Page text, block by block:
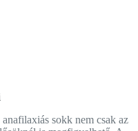
sokk nem csak az